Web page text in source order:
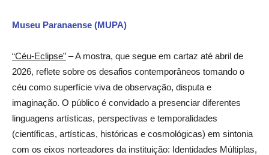
Museu Paranaense (MUPA)
“Céu-Eclipse” – A mostra, que segue em cartaz até abril de
2026, reflete sobre os desafios contemporâneos tomando o
céu como superfície viva de observação, disputa e
imaginação. O público é convidado a presenciar diferentes
linguagens artísticas, perspectivas e temporalidades
(científicas, artísticas, históricas e cosmológicas) em sintonia
com os eixos norteadores da instituição: Identidades Múltiplas,